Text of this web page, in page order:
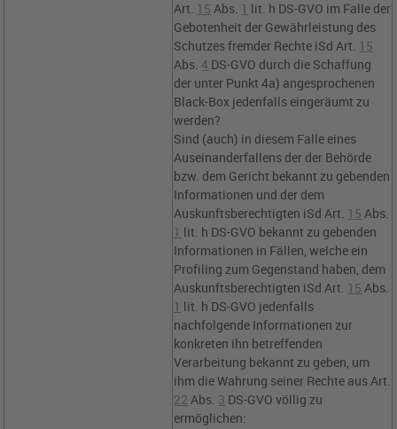
Art. 15 Abs. 1 lit. h DS-GVO im Falle der
Gebotenheit der Gewährleistung des
Schutzes fremder Rechte iSdArt. 15
Abs. 4 DS-GVO durch die Schaffung
der unter Punkt 4a) angesprochenen
Black-Box jedenfalls eingeräumt zu
werden?
Sind (auch) in diesem Falle eines
Auseinanderfallens der der Behörde
bzw. dem Gericht bekannt zu gebenden
Informationen und der dem
Auskunftsberechtigten iSdArt. 15 Abs.
1 lit. h DS-GVO bekannt zu gebenden
Informationen in Fällen, welche ein
Profiling zum Gegenstand haben, dem
Auskunftsberechtigten iSdArt. 15 Abs.
1 lit. h DS-GVO jedenfalls
nachfolgende Informationen zur
konkreten ihn betreffenden
Verarbeitung bekannt zu geben, um
ihm die Wahrung seiner Rechte ausArt.
22 Abs. 3 DS-GVO völlig zu
ermöglichen: